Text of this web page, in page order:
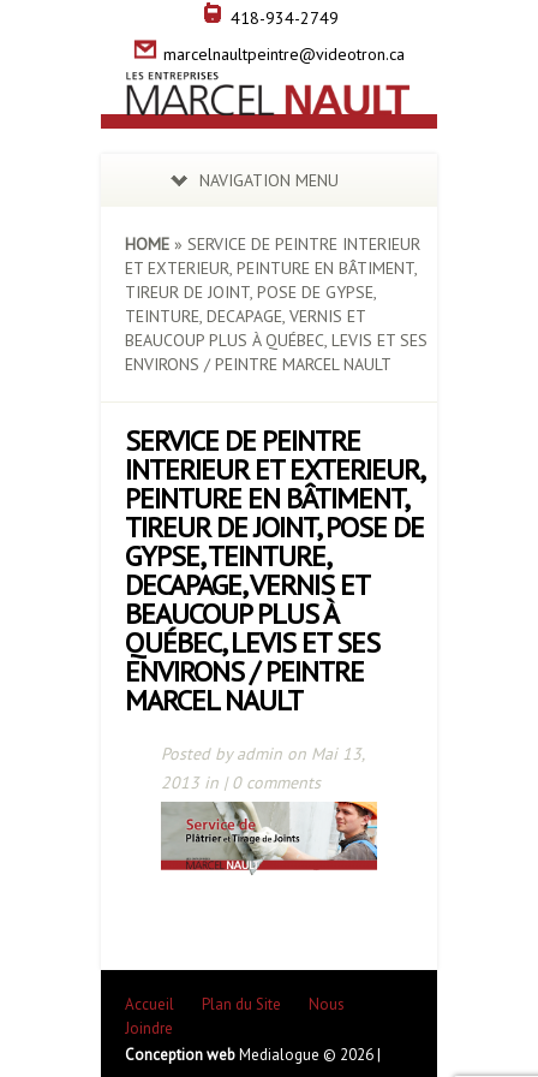
418-934-2749
marcelnaultpeintre@videotron.ca
NAVIGATION MENU
HOME » SERVICE DE PEINTRE INTERIEUR
ET EXTERIEUR, PEINTURE EN BÂTIMENT,
TIREUR DE JOINT, POSE DE GYPSE,
TEINTURE, DECAPAGE, VERNIS ET
BEAUCOUP PLUS À QUÉBEC, LEVIS ET SES
ENVIRONS / PEINTRE MARCEL NAULT
SERVICE DE PEINTRE
INTERIEUR ET EXTERIEUR,
PEINTURE EN BÂTIMENT,
TIREUR DE JOINT, POSE DE
GYPSE, TEINTURE,
DECAPAGE, VERNIS ET
BEAUCOUP PLUS À
QUÉBEC, LEVIS ET SES
ENVIRONS / PEINTRE
MARCEL NAULT
Posted byadmin on Mai 13,
2013 in |0 comments
Accueil Plan du Site
Nous
Joindre
Conception webMedialogue © 2026 |